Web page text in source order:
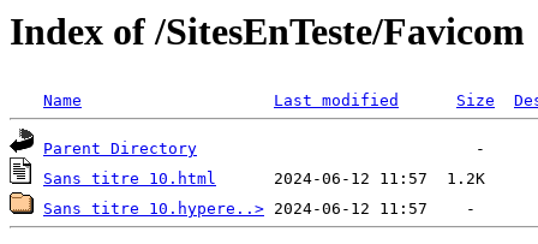
Index of /SitesEnTeste/Favicom
Name Last modified Size
Parent Directory
Sans titre 10.html
Sans titre 10.hypere..>